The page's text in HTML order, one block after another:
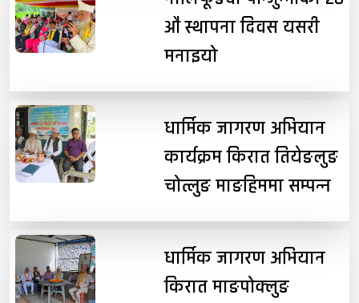
औं स्थापना दिवस यसरी
मनाइयो
धार्मिक जागरण अभियान
कार्यक्रम किरात तियेङलुङ
चोत्लुङ माङहिममा सम्पन्न
धार्मिक जागरण अभियान
किरात माङपोक्लुङ